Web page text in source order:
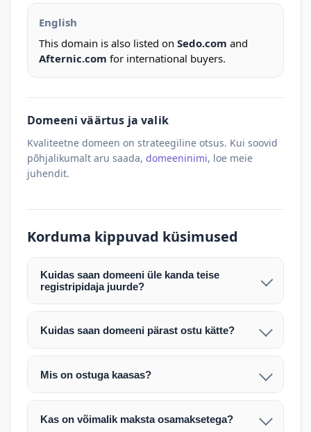
English
This domain is also listed on Sedo.com and
Afternic.com for international buyers.
Domeeni väärtus ja valik
Kvaliteetne domeen on strateegiline otsus. Kui soovid
põhjalikumalt aru saada, domeeninimi, loe meie
juhendit.
Korduma kippuvad küsimused
Kuidas saan domeeni üle kanda teise
registripidaja juurde?
Pärast makse laekumist edastame teile domeeni
AUTH (EPP) koodi. Selle abil saate domeeni üle
Domeeni ülekandmine toimub registripidajate
tööpäeva. Täpsemad juhised saadetakse teile e-
posti teel pärast tehingu kinnitamist.
Kuidas saan domeeni pärast ostu kätte?
Pärast ostu vormistamist väljastame arve.
Maksekinnituse järel edastame teile domeeni
enda valitud registripidaja juurde.
Mis on ostuga kaasas?
Ostuga kaasas on domeeninime omandiõigus.
Veebimajutust ja e-posti teenuseid tuleb tellida
Kas on võimalik maksta osamaksetega?